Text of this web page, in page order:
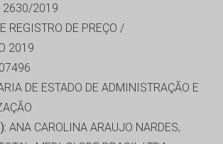
2019
REGISTRO DE PREÇO /
2019
DE ESTADO DE ADMINISTRAÇÃO E
ANA CAROLINA ARAUJO NARDES,